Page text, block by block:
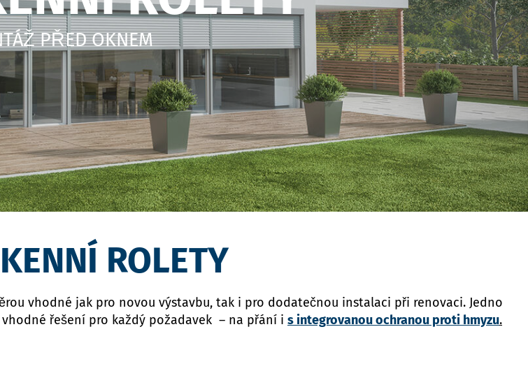
PŘED OKNEM
ROLETY
vhodné jak pro novou výstavbu, tak i pro dodatečnou instalaci při renovaci. Jedno
vhodné řešení pro každý požadavek – na přání i s integrovanou ochranou proti hmyzu.